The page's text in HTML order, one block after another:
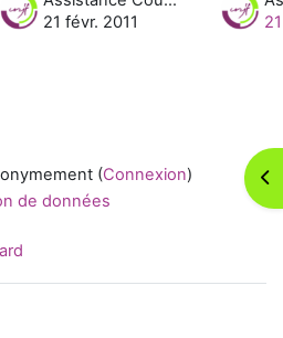
21 févr. 2011
(Connexion)
de données